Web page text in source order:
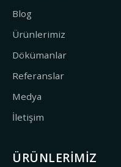
Blog
Ürünlerimiz
Dökümanlar
Referanslar
Medya
İletişim
ÜRÜNLERIMIZ